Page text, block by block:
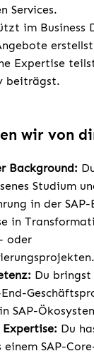
Services.
im Business
Expertise
beiträgst.
wir von
Background:
Studium
in der
in
oder
Du bringst
SAP-
Expertise: Du
einem SAP-